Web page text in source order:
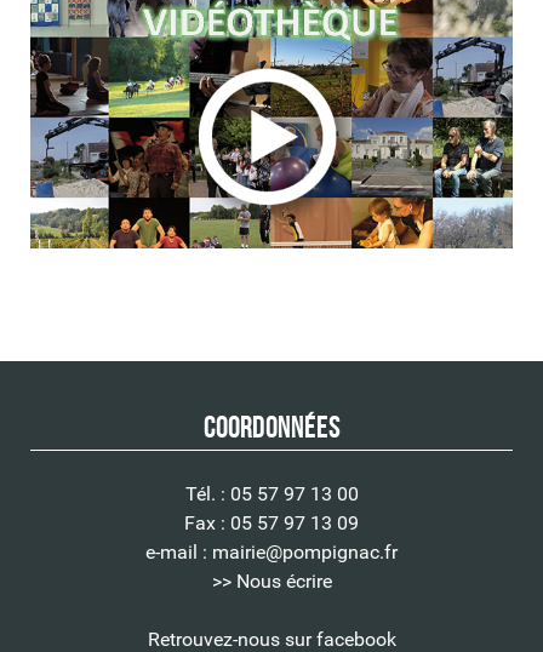
Coordonnées
Tél. : 05 57 97 13 00
Fax : 05 57 97 13 09
e-mail : mairie@pompignac.fr
>> Nous écrire
Retrouvez-nous sur facebook